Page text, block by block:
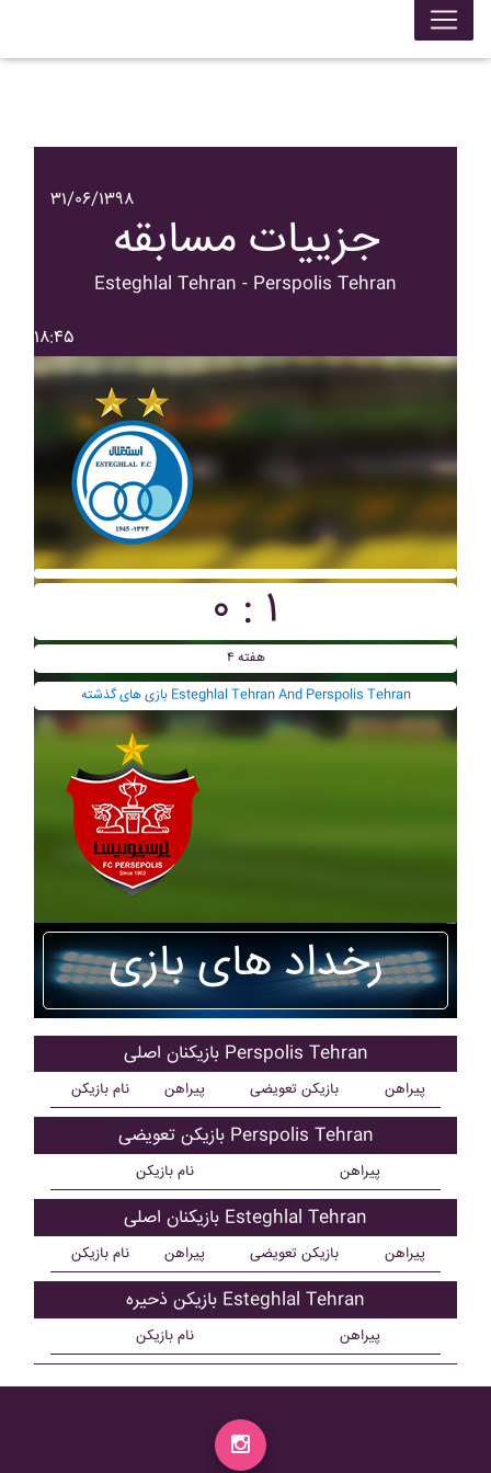
۳۱/۰۶/۱۳۹۸
جزییات مسابقه
Esteghlal Tehran - Perspolis Tehran
۱۸:۴۵
۰ : ۱
هفته ۴
بازی های گذشته Esteghlal Tehran And Perspolis Tehran
رخداد های بازی
بازیکنان اصلی Perspolis Tehran
نام بازیکن پیراهن بازیکن تعویضی پیراهن
بازیکن تعویضی Perspolis Tehran
نام بازیکن پیراهن
بازیکنان اصلی Esteghlal Tehran
نام بازیکن پیراهن بازیکن تعویضی پیراهن
بازیکن ذحیره Esteghlal Tehran
نام بازیکن پیراهن